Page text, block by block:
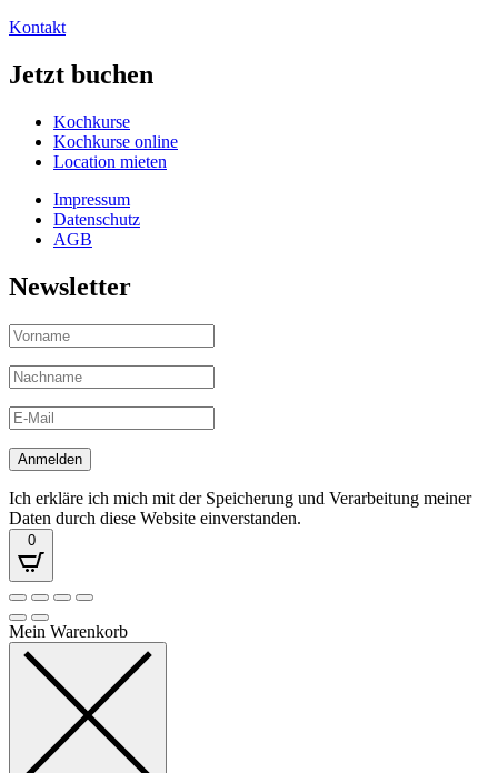
Kontakt
Jetzt buchen
Kochkurse
Kochkurse online
Location mieten
Impressum
Datenschutz
AGB
Newsletter
Ich erkläre ich mich mit der Speicherung und Verarbeitung meiner
Daten durch diese Website einverstanden.
0
Mein Warenkorb